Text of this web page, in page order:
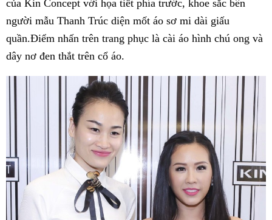
của Kin Concept với họa tiết phía trước, khoe sắc bên
người mẫu Thanh Trúc diện mốt áo sơ mi dài giấu
quần.Điểm nhấn trên trang phục là cài áo hình chú ong và
dây nơ đen thắt trên cổ áo.